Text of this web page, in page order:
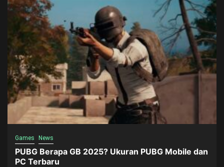
Games News
PUBG Berapa GB 2025? Ukuran PUBG Mobile dan
PC Terbaru